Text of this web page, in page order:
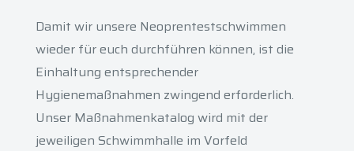
Damit wir unsere Neoprentestschwimmen
wieder für euch durchführen können, ist die
Einhaltung entsprechender
Hygienemaßnahmen zwingend erforderlich.
Unser Maßnahmenkatalog wird mit der
jeweiligen Schwimmhalle im Vorfeld